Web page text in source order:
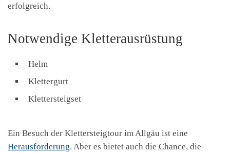
erfolgreich.
Notwendige Kletterausrüstung
Helm
Klettergurt
Klettersteigset
Ein Besuch der Klettersteigtour im Allgäu ist eine
Herausforderung. Aber es bietet auch die Chance, die